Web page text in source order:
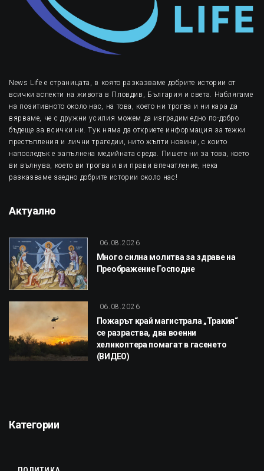
News Life е страницата, в която разказваме добрите истории от
всички аспекти на живота в Пловдив, България и света. Наблягаме
на позитивното около нас, на това, което ни трогва и ни кара да
вярваме, че с дружни усилия можем да изградим едно по-добро
бъдеще за всички ни. Тук няма да откриете информация за тежки
престъпления и лични трагедии, нито жълти новини, с които
напоследък е запълнена медийната среда. Пишете ни за това, което
ви вълнува, което ви трогва и ви прави впечатление, нека
разказваме заедно добрите истории около нас!
Актуално
06.08.2026
Много силна молитва за здраве на
Преображение Господне
06.08.2026
Пожарът край магистрала „Тракия“
се разраства, два военни
хеликоптера помагат в гасенето
(ВИДЕО)
Категории